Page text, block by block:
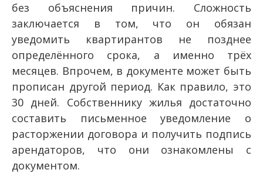
без объяснения причин. Сложность
заключается в том, что он обязан
уведомить квартирантов не позднее
определённого срока, а именно трёх
месяцев. Впрочем, в документе может быть
прописан другой период. Как правило, это
30 дней. Собственнику жилья достаточно
составить письменное уведомление о
расторжении договора и получить подпись
арендаторов, что они ознакомлены с
документом.